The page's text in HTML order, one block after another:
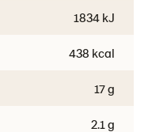
1834 kJ
438 kcal
17 g
2.1 g